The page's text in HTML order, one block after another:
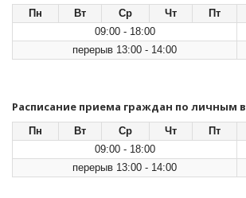
Пн Вт Ср Чт Пт
09:00 - 18:00
перерыв 13:00 - 14:00
Расписание приема граждан по личным
Пн Вт Ср Чт Пт
09:00 - 18:00
перерыв 13:00 - 14:00